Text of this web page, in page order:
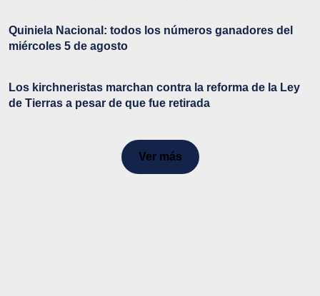
Quiniela Nacional: todos los números ganadores del
miércoles 5 de agosto
Los kirchneristas marchan contra la reforma de la Ley
de Tierras a pesar de que fue retirada
Ver más